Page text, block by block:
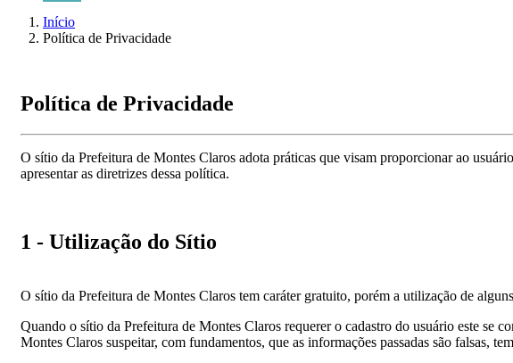
Início
Política de Privacidade
Política de Privacidade
O sítio da Prefeitura de Montes Claros adota práticas que visam proporcionar ao
apresentar as diretrizes dessa política.
1 - Utilização do Sítio
O sítio da Prefeitura de Montes Claros tem caráter gratuito, porém a utilização de
Quando o sítio da Prefeitura de Montes Claros requerer o cadastro do usuário este se
Montes Claros suspeitar, com fundamentos, que as informações passadas são falsas,